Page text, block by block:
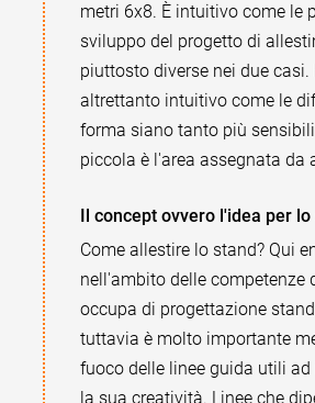
metri 6x8. È intuitivo come le
sviluppo del progetto di
piuttosto diverse nei due casi.
altrettanto intuitivo come le
forma siano tanto più
piccola è l'area assegnata da
Il concept ovvero l'idea per lo
Come allestire lo stand? Qui
nell'ambito delle competenze
occupa di progettazione
tuttavia è molto importante
fuoco delle linee guida utili
la sua creatività. Linee che